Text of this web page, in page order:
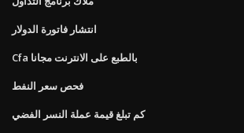
انتشار فاتورة الدولار
Cfa بالطبع على الانترنت مجانا
فحص سعر النفط
كم تبلغ قيمة عملة النسر الفضي